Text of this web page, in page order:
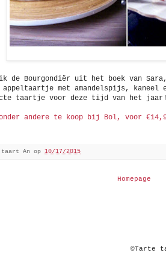
ik de Bourgondiër uit het boek van
appeltaartje met amandelspijs,
taartje voor deze tijd van het jaar!
andere te koop bij Bol, voor
An op 10/17/2015
Homepage
©Tarte